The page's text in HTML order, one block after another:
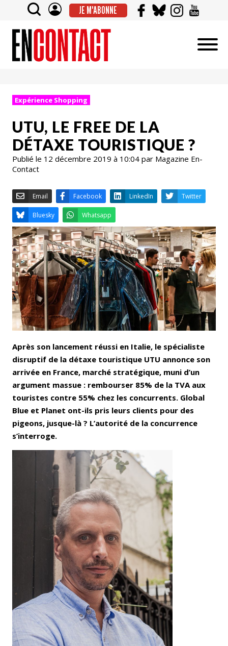
JE M'ABONNE
Expérience Shopping
UTU, LE FREE DE LA
DÉTAXE TOURISTIQUE ?
Publié le 12 décembre 2019 à 10:04 par Magazine En-
Contact
Email Facebook LinkedIn
Bluesky Whatsapp
Après son lancement réussi en Italie, le spécialiste
disruptif de la détaxe touristique UTU annonce son
arrivée en France, marché stratégique, muni d’un
argument massue : rembourser 85% de la TVA aux
touristes contre 55% chez les concurrents. Global
Blue et Planet ont-ils pris leurs clients pour des
pigeons, jusque-là ? L’autorité de la concurrence
s’interroge.